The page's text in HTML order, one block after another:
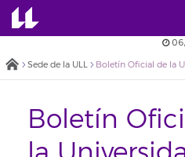
Sede de la ULL Boletín Oficial de la
Boletín